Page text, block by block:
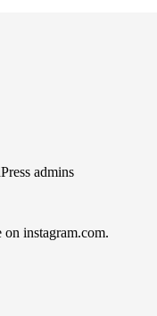
admins
on instagram.com.